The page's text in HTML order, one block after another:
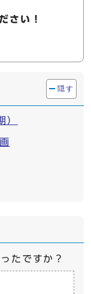
さい！
隠す
）
たですか？